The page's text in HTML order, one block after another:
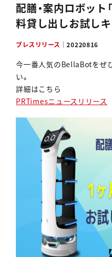
配膳・案内ロボッ
料貸し出しお試し
プレスリリース ｜20220816
今一番人気のBellaBotをぜ
い。
詳細はこちら
PRTimesニュースリリース
お問い合わせ
資料ダウンロード